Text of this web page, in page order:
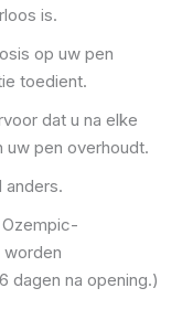
is.
op uw pen
toedient.
dat u na elke
uw pen overhoudt.
anders.
dagen na opening.)